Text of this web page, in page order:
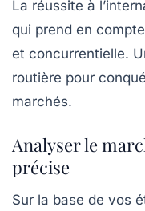
La réussite à
qui prend en
et concurrentielle.
routière pour
marchés.
Analyser le
précise
Sur la base de vos